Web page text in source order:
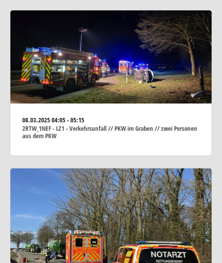
08.03.202504:05 - 05:15
2RTW_1NEF - LZ1 - Verkehrsunfall // PKW im Graben // zwei Personen
aus dem PKW